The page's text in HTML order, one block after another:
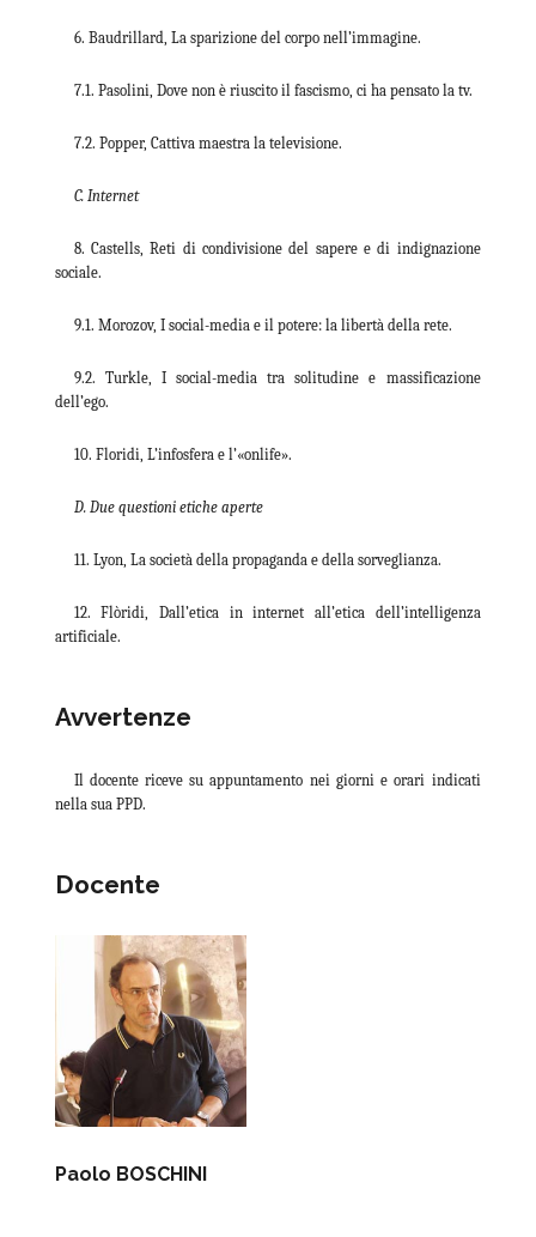
6. Baudrillard, La sparizione del corpo nell’immagine.
7.1. Pasolini, Dove non è riuscito il fascismo, ci ha pensato la tv.
7.2. Popper, Cattiva maestra la televisione.
C. Internet
8. Castells, Reti di condivisione del sapere e di indignazione
sociale.
9.1. Morozov, I social-media e il potere: la libertà della rete.
9.2. Turkle, I social-media tra solitudine e massificazione
dell’ego.
10. Floridi, L’infosfera e l’«onlife».
D. Due questioni etiche aperte
11. Lyon, La società della propaganda e della sorveglianza.
12. Flòridi, Dall’etica in internet all’etica dell’intelligenza
artificiale.
Avvertenze
Il docente riceve su appuntamento nei giorni e orari indicati
nella sua PPD.
Docente
Paolo BOSCHINI